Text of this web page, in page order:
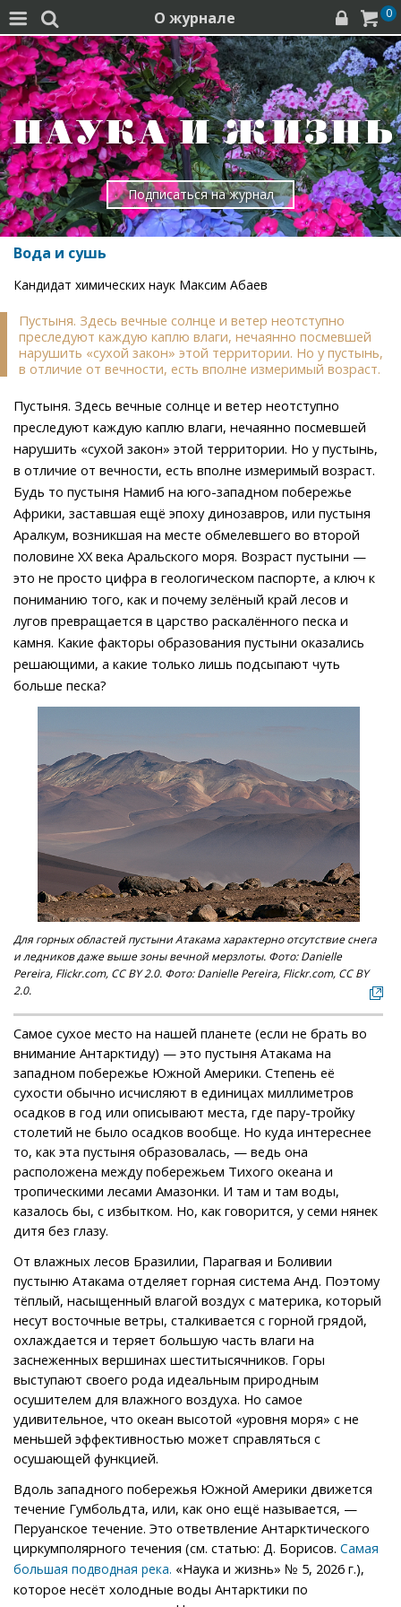
  О журнале   0
Подписаться на журнал
Вода и сушь
Кандидат химических наук Максим Абаев
Пустыня. Здесь вечные солнце и ветер неотступно
преследуют каждую каплю влаги, нечаянно посмевшей
нарушить «сухой закон» этой территории. Но у пустынь,
в отличие от вечности, есть вполне измеримый возраст.
Пустыня. Здесь вечные солнце и ветер неотступно
преследуют каждую каплю влаги, нечаянно посмевшей
нарушить «сухой закон» этой территории. Но у пустынь,
в отличие от вечности, есть вполне измеримый возраст.
Будь то пустыня Намиб на юго-западном побережье
Африки, заставшая ещё эпоху динозавров, или пустыня
Аралкум, возникшая на месте обмелевшего во второй
половине XX века Аральского моря. Возраст пустыни —
это не просто цифра в геологическом паспорте, а ключ к
пониманию того, как и почему зелёный край лесов и
лугов превращается в царство раскалённого песка и
камня. Какие факторы образования пустыни оказались
решающими, а какие только лишь подсыпают чуть
больше песка?
Для горных областей пустыни Атакама характерно отсутствие снега
и ледников даже выше зоны вечной мерзлоты. Фото: Danielle
Pereira, Flickr.com, CC BY 2.0. Фото: Danielle Pereira, Flickr.com, CC BY
2.0.
Самое сухое место на нашей планете (если не брать во
внимание Антарктиду) — это пустыня Атакама на
западном побережье Южной Америки. Степень её
сухости обычно исчисляют в единицах миллиметров
осадков в год или описывают места, где пару-тройку
столетий не было осадков вообще. Но куда интереснее
то, как эта пустыня образовалась, — ведь она
расположена между побережьем Тихого океана и
тропическими лесами Амазонки. И там и там воды,
казалось бы, с избытком. Но, как говорится, у семи нянек
дитя без глазу.
От влажных лесов Бразилии, Парагвая и Боливии
пустыню Атакама отделяет горная система Анд. Поэтому
тёплый, насыщенный влагой воздух с материка, который
несут восточные ветры, сталкивается с горной грядой,
охлаждается и теряет большую часть влаги на
заснеженных вершинах шеститысячников. Горы
выступают своего рода идеальным природным
осушителем для влажного воздуха. Но самое
удивительное, что океан высотой «уровня моря» с не
меньшей эффективностью может справляться с
осушающей функцией.
Вдоль западного побережья Южной Америки движется
течение Гумбольдта, или, как оно ещё называется, —
Перуанское течение. Это ответвление Антарктического
циркумполярного течения (см. статью: Д. Борисов. Самая
большая подводная река. «Наука и жизнь» № 5, 2026 г.),
которое несёт холодные воды Антарктики по